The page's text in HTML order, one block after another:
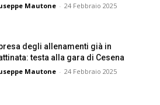
Mautone - 24 Febbraio 2025
degli allenamenti già in
testa alla gara di Cesena
Mautone - 24 Febbraio 2025